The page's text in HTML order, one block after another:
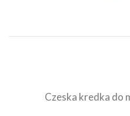
Czeska kredka do